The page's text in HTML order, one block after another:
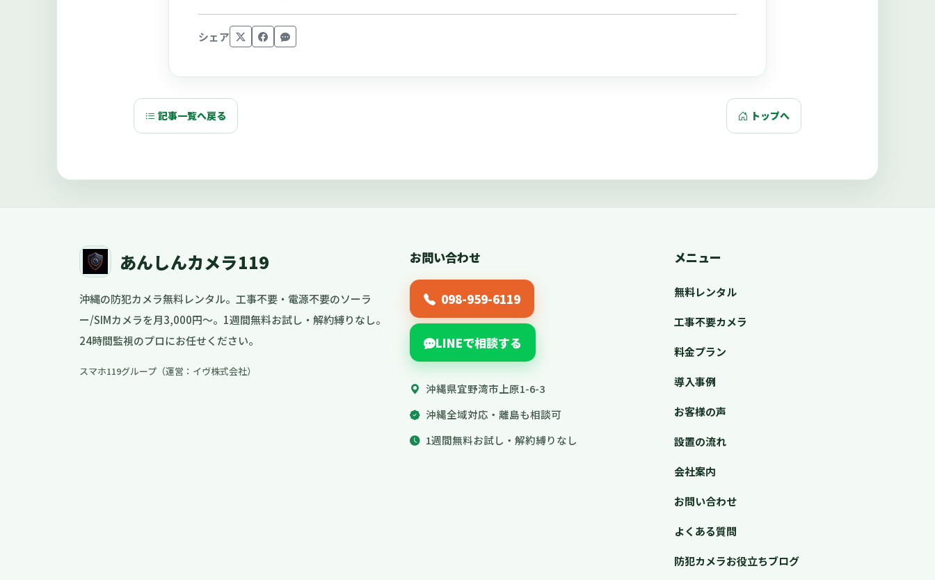
シェア
記事一覧へ戻る トップへ
あんしんカメラ119
沖縄の防犯カメラ無料レンタル。工事不要・電源不要のソーラ
ー/SIMカメラを月3,000円〜。1週間無料お試し・解約縛りなし。
24時間監視のプロにお任せください。
スマホ119グループ（運営：イヴ株式会社）
お問い合わせ
098-959-6119
LINEで相談する
沖縄県宜野湾市上原1-6-3
沖縄全域対応・離島も相談可
1週間無料お試し・解約縛りなし
メニュー
無料レンタル
工事不要カメラ
料金プラン
導入事例
お客様の声
設置の流れ
会社案内
お問い合わせ
よくある質問
防犯カメラお役立ちブログ